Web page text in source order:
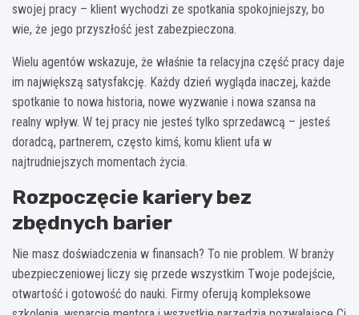
swojej pracy – klient wychodzi ze spotkania spokojniejszy, bo
wie, że jego przyszłość jest zabezpieczona.
Wielu agentów wskazuje, że właśnie ta relacyjna część pracy daje
im największą satysfakcję. Każdy dzień wygląda inaczej, każde
spotkanie to nowa historia, nowe wyzwanie i nowa szansa na
realny wpływ. W tej pracy nie jesteś tylko sprzedawcą – jesteś
doradcą, partnerem, często kimś, komu klient ufa w
najtrudniejszych momentach życia.
Rozpoczęcie kariery bez
zbędnych barier
Nie masz doświadczenia w finansach? To nie problem. W branży
ubezpieczeniowej liczy się przede wszystkim Twoje podejście,
otwartość i gotowość do nauki. Firmy oferują kompleksowe